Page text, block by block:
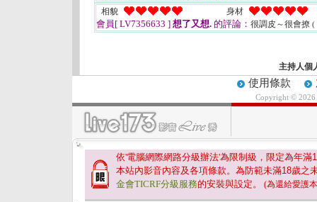
相貌
身材
會員[ LV7356633 ] 想了又想. 的評論： 很調皮～很會撩 (
主持人個
使用條款
Copyright ©
依'電腦網際網路分級辦法'為限制級，限定為年滿
本站內影音內容及各項條款。為防範未滿18歲之
金會TICRF分級服務的安裝與設定。 (為還給愛護